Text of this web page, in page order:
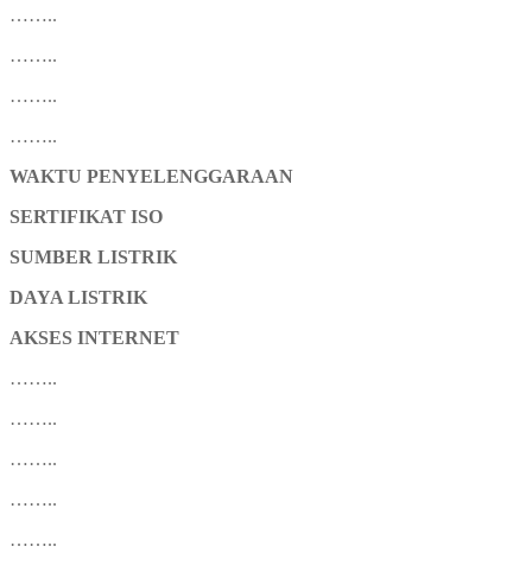
……..
……..
……..
……..
WAKTU PENYELENGGARAAN
SERTIFIKAT ISO
SUMBER LISTRIK
DAYA LISTRIK
AKSES INTERNET
……..
……..
……..
……..
……..